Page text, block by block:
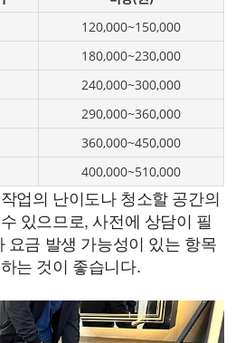
120,000~150,000
180,000~230,000
240,000~300,000
290,000~360,000
360,000~450,000
400,000~510,000
업의 난이도나 청소할 공간의
있으므로, 사전에 상담이 필
요금 발생 가능성이 있는 항목
는 것이 좋습니다.